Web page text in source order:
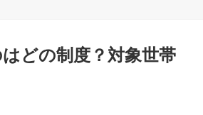
どの制度？対象世帯